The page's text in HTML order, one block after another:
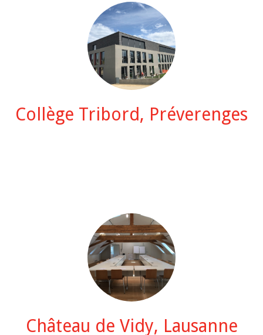
Collège Tribord, Préverenges
Château de Vidy, Lausanne